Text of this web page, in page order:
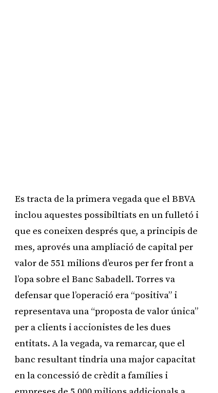
Es tracta de la primera vegada que el BBVA
inclou aquestes possibiltiats en un fulletó i
que es coneixen després que, a principis de
mes, aprovés una ampliació de capital per
valor de 551 milions d’euros per fer front a
l’opa sobre el Banc Sabadell. Torres va
defensar que l’operació era “positiva” i
representava una “proposta de valor única”
per a clients i accionistes de les dues
entitats. A la vegada, va remarcar, que el
banc resultant tindria una major capacitat
en la concessió de crèdit a famílies i